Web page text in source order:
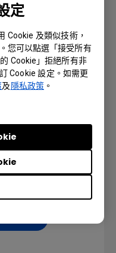
定
Cookie 及類似技術，
您可以點選「接受所有
Cookie」拒絕所有非
Cookie 設定。如需更
及 隱私政策。